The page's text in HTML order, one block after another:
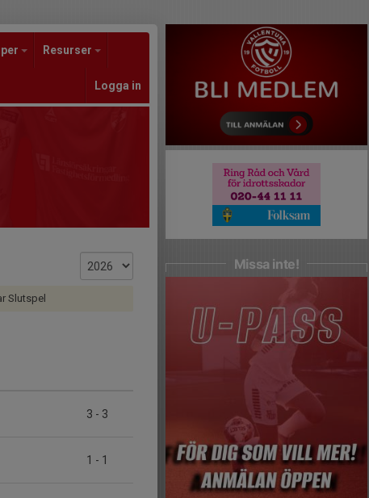
Resurser
Logga in
Slutspel
3 - 3
1 - 1
Missa inte!